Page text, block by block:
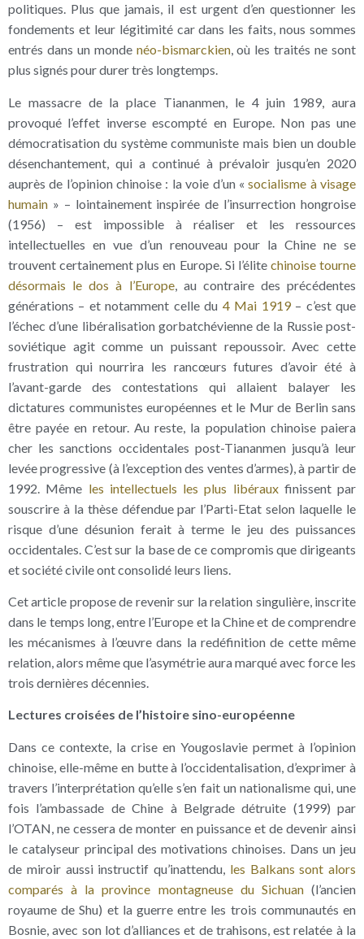
politiques. Plus que jamais, il est urgent d’en questionner les
fondements et leur légitimité car dans les faits, nous sommes
entrés dans un monde néo-bismarckien, où les traités ne sont
plus signés pour durer très longtemps.
Le massacre de la place Tiananmen, le 4 juin 1989, aura
provoqué l’effet inverse escompté en Europe. Non pas une
démocratisation du système communiste mais bien un double
désenchantement, qui a continué à prévaloir jusqu’en 2020
auprès de l’opinion chinoise : la voie d’un «socialisme à visage
humain » – lointainement inspirée de l’insurrection hongroise
(1956) – est impossible à réaliser et les ressources
intellectuelles en vue d’un renouveau pour la Chine ne se
trouvent certainement plus en Europe. Si l’élite chinoise tourne
désormais le dos à l’Europe, au contraire des précédentes
générations – et notamment celle du 4 Mai 1919– c’est que
l’échec d’une libéralisation gorbatchévienne de la Russie post-
soviétique agit comme un puissant repoussoir. Avec cette
frustration qui nourrira les rancœurs futures d’avoir été à
l’avant-garde des contestations qui allaient balayer les
dictatures communistes européennes et le Mur de Berlin sans
être payée en retour. Au reste, la population chinoise paiera
cher les sanctions occidentales post-Tiananmen jusqu’à leur
levée progressive (à l’exception des ventes d’armes), à partir de
1992. Même les intellectuels les plus libérauxfinissent par
souscrire à la thèse défendue par l’Parti-Etat selon laquelle le
risque d’une désunion ferait à terme le jeu des puissances
occidentales. C’est sur la base de ce compromis que dirigeants
et société civile ont consolidé leurs liens.
Cet article propose de revenir sur la relation singulière, inscrite
dans le temps long, entre l’Europe et la Chine et de comprendre
les mécanismes à l’œuvre dans la redéfinition de cette même
relation, alors même que l’asymétrie aura marqué avec force les
trois dernières décennies.
Lectures croisées de l’histoire sino-européenne
Dans ce contexte, la crise en Yougoslavie permet à l’opinion
chinoise, elle-même en butte à l’occidentalisation, d’exprimer à
travers l’interprétation qu’elle s’en fait un nationalisme qui, une
fois l’ambassade de Chine à Belgrade détruite (1999) par
l’OTAN, ne cessera de monter en puissance et de devenir ainsi
le catalyseur principal des motivations chinoises. Dans un jeu
de miroir aussi instructif qu’inattendu, les Balkans sont alors
comparés à la province montagneuse du Sichuan(l’ancien
royaume de Shu) et la guerre entre les trois communautés en
Bosnie, avec son lot d’alliances et de trahisons, est relatée à la